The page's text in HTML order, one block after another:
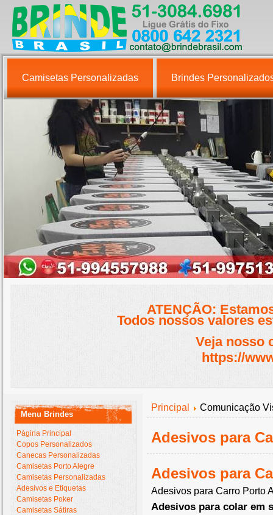
Camisetas Personalizadas Brindes
ATENÇÃO:
Todos nossos valores
Veja nosso
https://
Menu Brindes
Página Principal
Copos Personalizados
Canecas Personalizadas
Camisetas Porto Alegre
Camisetas Personalizadas
Adesivos e Etiquetas
Camisetas Poker
Camisetas Sátiras
Principal Comunicação
Adesivos para
Adesivos para
Adesivos para Carro Porto
Adesivos para colar em